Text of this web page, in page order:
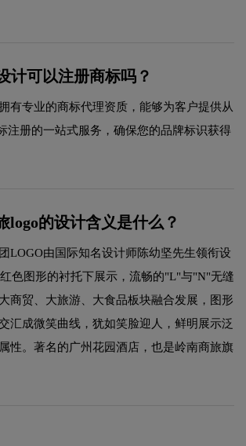
计可以注册商标吗？
有专业的商标代理资质，能够为客户提供从
注册的一站式服务，确保您的品牌标识获得
logo的设计含义是什么？
LOGO由国际知名设计师陈幼坚先生领衔设
色图形的衬托下展示，流畅的"L"与"N"无缝
商贸、大旅游、大食品板块融合发展，图形
汇成微笑曲线，犹如笑脸迎人，鲜明展示泛
性。著名的广州花园酒店，也是岭南商旅旗